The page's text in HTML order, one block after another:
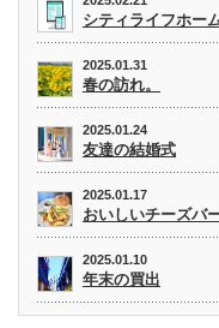
シティライフホー
2025.01.31
春の訪れ。
2025.01.24
友達の結婚式
2025.01.17
おいしいチーズバ
2025.01.10
年末の買出